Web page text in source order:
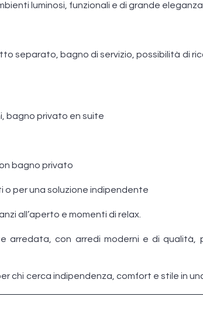
luminosi, funzionali e di grande eleganza.
separato, bagno di servizio, possibilità di
bagno privato en suite
bagno privato
per una soluzione indipendente
all’aperto e momenti di relax.
arredata, con arredi moderni e di qualità,
chi cerca indipendenza, comfort e stile in